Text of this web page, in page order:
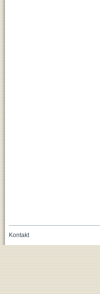
Kontakt